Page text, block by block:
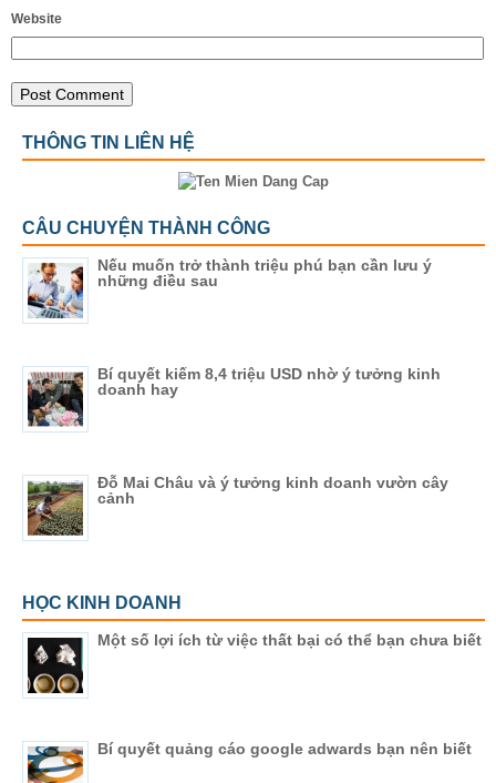
Website
THÔNG TIN LIÊN HỆ
CÂU CHUYỆN THÀNH CÔNG
Nếu muốn trở thành triệu phú bạn cần lưu ý
những điều sau
Bí quyết kiếm 8,4 triệu USD nhờ ý tưởng kinh
doanh hay
Đỗ Mai Châu và ý tưởng kinh doanh vườn cây
cảnh
HỌC KINH DOANH
Một số lợi ích từ việc thất bại có thể bạn chưa biết
Bí quyết quảng cáo google adwards bạn nên biết